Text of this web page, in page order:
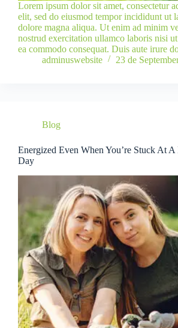
Lorem ipsum dolor sit amet, consectetur
elit, sed do eiusmod tempor incididunt ut
dolore magna aliqua. Ut enim ad minim
nostrud exercitation ullamco laboris nisi
ea commodo consequat. Duis aute irure
adminuswebsite
23 de
Blog
Energized Even When You’re Stuck At
Day